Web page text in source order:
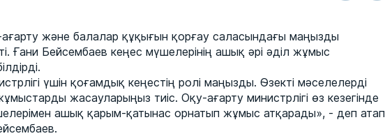
және балалар құқығын қорғау саласындағы маңызды
Ғани Бейсембаев кеңес мүшелерінің ашық әрі әділ жұмыс
үшін қоғамдық кеңестің ролі маңызды. Өзекті мәселелерді
жасауларыңыз тиіс. Оқу-ағарту министрлігі өз кезегінде
ашық қарым-қатынас орнатып жұмыс атқарады», - деп атап